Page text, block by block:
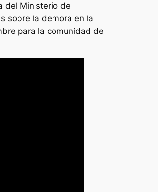
del Ministerio de
sobre la demora en la
para la comunidad de